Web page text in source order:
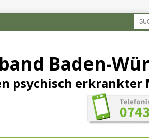
Baden-
psychisch erkrankter